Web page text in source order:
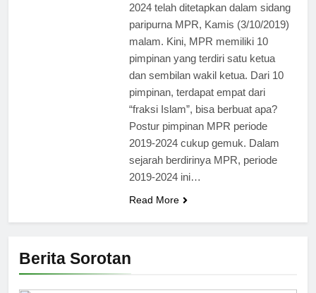
Berita Sorotan
2024 telah ditetapkan dalam sidang
paripurna MPR, Kamis (3/10/2019)
malam. Kini, MPR memiliki 10
pimpinan yang terdiri satu ketua
dan sembilan wakil ketua. Dari 10
pimpinan, terdapat empat dari
“fraksi Islam”, bisa berbuat apa?
Postur pimpinan MPR periode
2019-2024 cukup gemuk. Dalam
sejarah berdirinya MPR, periode
2019-2024 ini…
Read More